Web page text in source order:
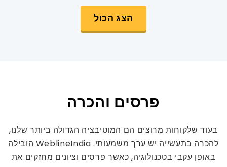
הצג הכול
פרסים והכרה
בעוד שלקוחות מרוצים הם המוטיבציה הגדולה ביותר שלנו,
להכרה בתעשייה יש ערך משמעותי. WeblineIndia הובילה
באופן עקבי בטכנולוגיה, כאשר פרסים וציונים מחזקים את